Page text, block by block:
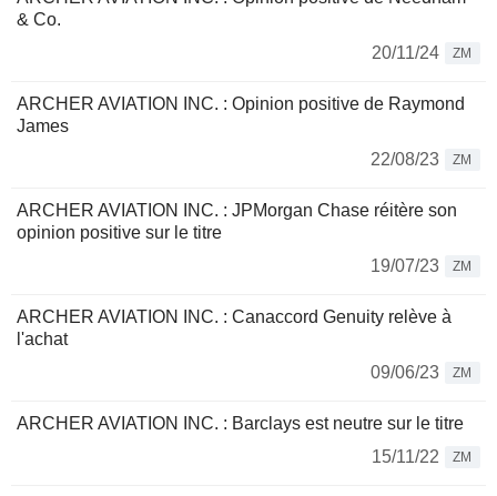
& Co.
20/11/24
ZM
ARCHER AVIATION INC. : Opinion positive de Raymond
James
22/08/23
ZM
ARCHER AVIATION INC. : JPMorgan Chase réitère son
opinion positive sur le titre
19/07/23
ZM
ARCHER AVIATION INC. : Canaccord Genuity relève à
l'achat
09/06/23
ZM
ARCHER AVIATION INC. : Barclays est neutre sur le titre
15/11/22
ZM